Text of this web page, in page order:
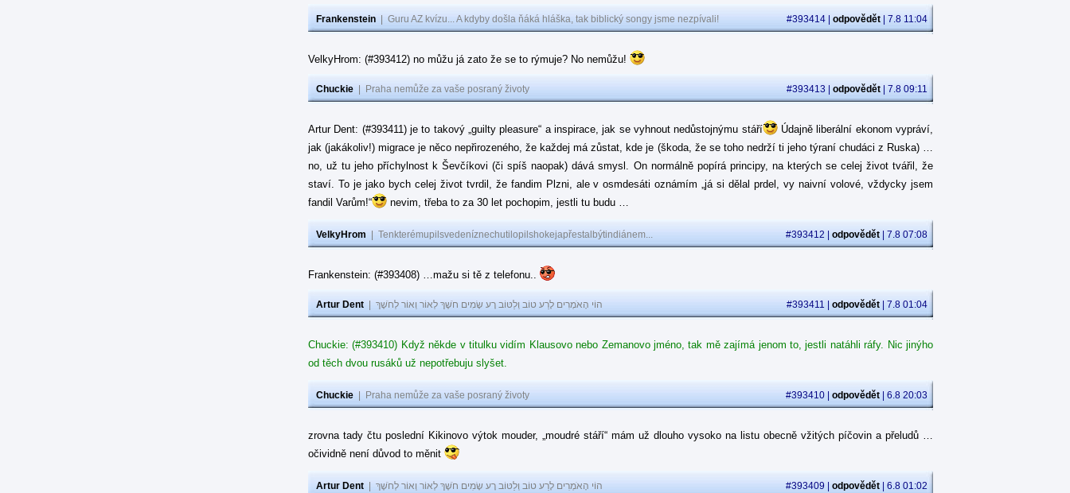
Frankenstein Guru AZ kvízu... A kdyby došla ňáká hláška, tak biblický songy jsme nezpívali! #393414 | odpovědět | 7.8 11:04
VelkyHrom: (#393412) no můžu já zato že se to rýmuje? No nemůžu!
Chuckie Praha nemůže za vaše posraný životy #393413 | odpovědět | 7.8 09:11
Artur Dent: (#393411) je to takový „guilty pleasure“ a inspirace, jak se vyhnout nedůstojnýmu stáří
Údajně liberální ekonom vypráví,
jak (jakákoliv!) migrace je něco nepřirozeného, že každej má zůstat, kde je (škoda, že se toho nedrží ti jeho týraní chudáci z Ruska) …
no, už tu jeho příchylnost k Ševčíkovi (či spíš naopak) dává smysl. On normálně popírá principy, na kterých se celej život tvářil, že
staví. To je jako bych celej život tvrdil, že fandim Plzni, ale v osmdesáti oznámím „já si dělal prdel, vy naivní volové, vždycky jsem
fandil Varům!“
nevim, třeba to za 30 let pochopim, jestli tu budu …
VelkyHrom Tenkterémupilsvedeníznechutilopilshokejapřestalbýtindiánem... #393412 | odpovědět | 7.8 07:08
Frankenstein: (#393408) …mažu si tě z telefonu..
Artur Dent הוֹי הָאֹמְרִים לָרַע טוֹב וְלַטּוֹב רָע שָׂמִים חֹשֶׁךְ לְאוֹר וְאוֹר לְחֹשֶׁךְ #393411 | odpovědět | 7.8 01:04
Chuckie: (#393410) Když někde v titulku vidím Klausovo nebo Zemanovo jméno, tak mě zajímá jenom to, jestli natáhli ráfy. Nic jinýho
od těch dvou rusáků už nepotřebuju slyšet.
Chuckie Praha nemůže za vaše posraný životy #393410 | odpovědět | 6.8 20:03
zrovna tady čtu poslední Kikinovo výtok mouder, „moudré stáří“ mám už dlouho vysoko na listu obecně vžitých píčovin a přeludů …
očividně není důvod to měnit
Artur Dent הוֹי הָאֹמְרִים לָרַע טוֹב וְלַטּוֹב רָע שָׂמִים חֹשֶׁךְ לְאוֹר וְאוֹר לְחֹשֶׁךְ #393409 | odpovědět | 6.8 01:02